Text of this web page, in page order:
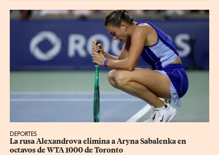
DEPORTES
La rusa Alexandrova elimina a Aryna Sabalenka en
octavos de WTA 1000 de Toronto